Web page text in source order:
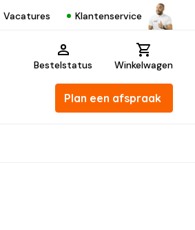
Vacatures Klantenservice
Bestelstatus Winkelwagen
Plan een afspraak